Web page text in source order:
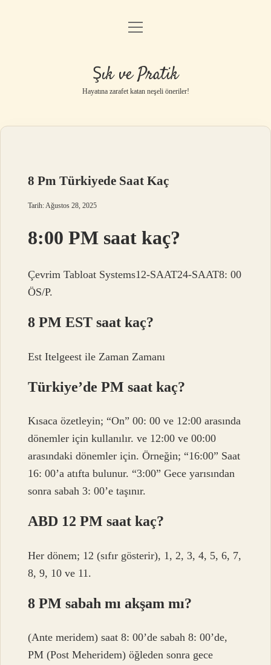
Anasayfa
Yasal Uyarı
menüyü
Şık ve Pratik
Hayatına zarafet katan neşeli öneriler!
8 Pm Türkiyede Saat Kaç
Tarih: Ağustos 28, 2025
8:00 PM saat kaç?
Çevrim Tabloat Systems12-SAAT24-SAAT8: 00
ÖS/P.
8 PM EST saat kaç?
Est Itelgeest ile Zaman Zamanı
Türkiye’de PM saat kaç?
Kısaca özetleyin; “On” 00: 00 ve 12:00 arasında
dönemler için kullanılır. ve 12:00 ve 00:00
arasındaki dönemler için. Örneğin; “16:00” Saat
16: 00’a atıfta bulunur. “3:00” Gece yarısından
sonra sabah 3: 00’e taşınır.
ABD 12 PM saat kaç?
Her dönem; 12 (sıfır gösterir), 1, 2, 3, 4, 5, 6, 7,
8, 9, 10 ve 11.
8 PM sabah mı akşam mı?
(Ante meridem) saat 8: 00’de sabah 8: 00’de,
PM (Post Meheridem) öğleden sonra gece